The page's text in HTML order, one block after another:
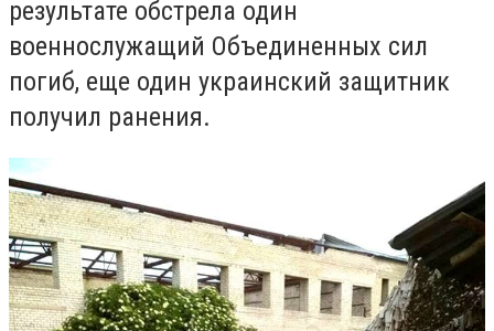
результате обстрела один
военнослужащий Объединенных сил
погиб, еще один украинский защитник
получил ранения.